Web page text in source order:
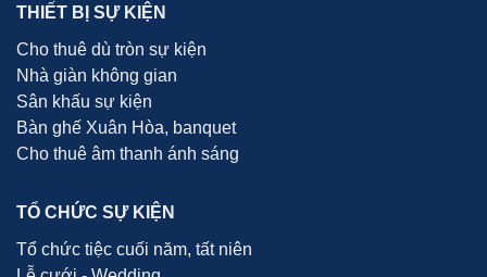
THIẾT BỊ SỰ KIỆN
Cho thuê dù tròn sự kiện
Nhà giàn không gian
Sân khấu sự kiện
Bàn ghế Xuân Hòa, banquet
Cho thuê âm thanh ánh sáng
TỔ CHỨC SỰ KIỆN
Tổ chức tiệc cuối năm, tất niên